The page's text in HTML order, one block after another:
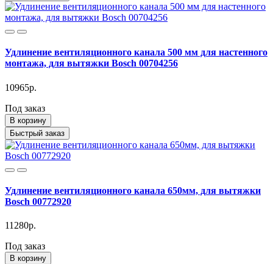
Удлинение вентиляционного канала 500 мм для настенного
монтажа, для вытяжки Bosch 00704256
10965р.
Под заказ
В корзину
Быстрый заказ
Удлинение вентиляционного канала 650мм, для вытяжки
Bosch 00772920
11280р.
Под заказ
В корзину